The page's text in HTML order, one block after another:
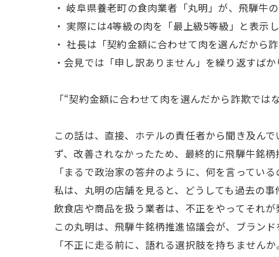
・ 岐阜県養老町の食肉業者「丸明」が、飛騨牛
・ 実際には4等級の肉を「最上級5等級」と表示
・ 社長は「契約金額に合わせて肉を選んだから
・会見では「申し訳ありません」を繰り返すば
「“契約金額に合わせて肉を選んだから詐欺では
この話は、直接、ホテルの責任者から聞き及ん
ず、改善されなかったため、最終的に飛騨牛銘
「まるで政治家の答弁のように、何を言っている
私は、丸明の店舗を見ると、どうしても過去の
飲食店や商品を扱う業者は、不正をやってそれ
この丸明は、飛騨牛銘柄推進協議会が、ブラン
「不正に走る前に、語れる選択肢を持ちません